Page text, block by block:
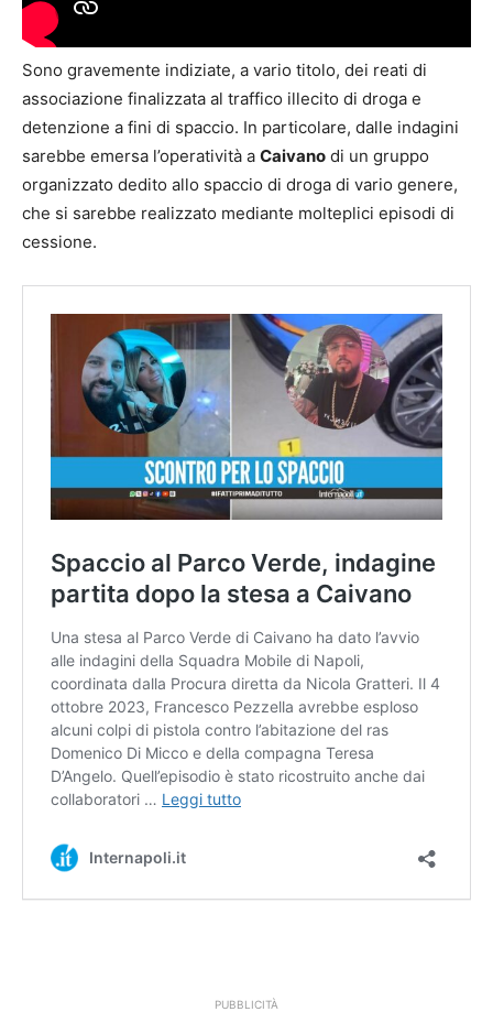
Sono gravemente indiziate, a vario titolo, dei reati di
associazione finalizzata al traffico illecito di droga e
detenzione a fini di spaccio. In particolare, dalle indagini
sarebbe emersa l’operatività a Caivano di un gruppo
organizzato dedito allo spaccio di droga di vario genere,
che si sarebbe realizzato mediante molteplici episodi di
cessione.
PUBBLICITÀ